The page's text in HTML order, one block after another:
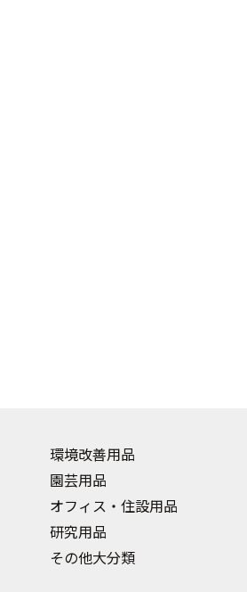
環境改善用品
園芸用品
オフィス・住設用品
研究用品
その他大分類